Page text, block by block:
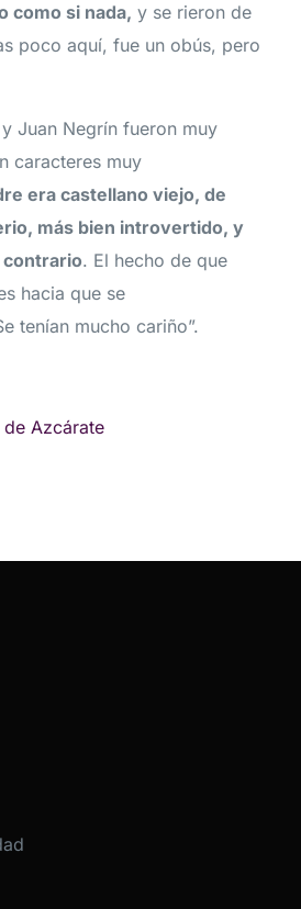
como si nada, y se rieron de
poco aquí, fue un obús, pero
Juan Negrín fueron muy
caracteres muy
era castellano viejo, de
más bien introvertido, y
contrario. El hecho de que
hacia que se
tenían mucho cariño”.
Azcárate